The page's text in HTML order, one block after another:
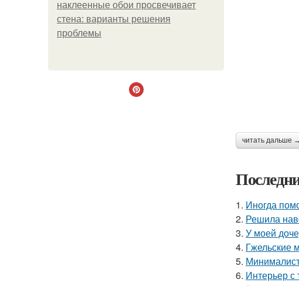
наклеенные обои просвечивает
стена: варианты решения
проблемы
читать дальше →
1. Иногда
2. Решила
3. У моей
4. Гжельские
5.
6. Интерьер